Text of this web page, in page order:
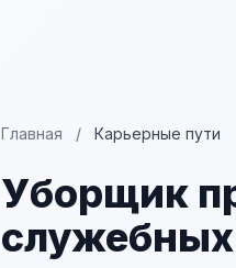
Главная / Карьерные пути
Уборщик